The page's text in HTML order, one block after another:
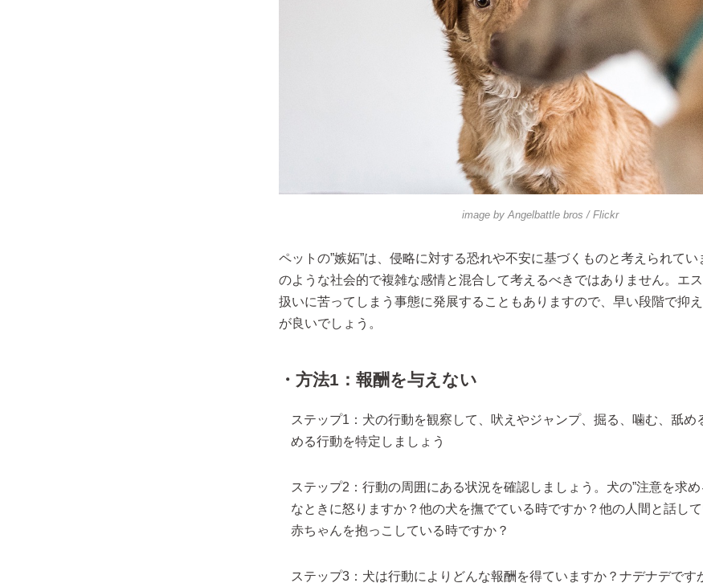
image by Angelbattle bros / Flickr
ペットの”嫉妬”は、侵略に対する恐れや不安に基づくものと考えられて
のような社会的で複雑な感情と混合して考えるべきではありません。エ
扱いに苦ってしまう事態に発展することもありますので、早い段階で抑
が良いでしょう。
・方法1：報酬を与えない
ステップ1：犬の行動を観察して、吠えやジャンプ、掘る、噛む、舐め
める行動を特定しましょう
ステップ2：行動の周囲にある状況を確認しましょう。犬の”注意を求め
なときに怒りますか？他の犬を撫でている時ですか？他の人間と話し
赤ちゃんを抱っこしている時ですか？
ステップ3：犬は行動によりどんな報酬を得ていますか？ナデナデです